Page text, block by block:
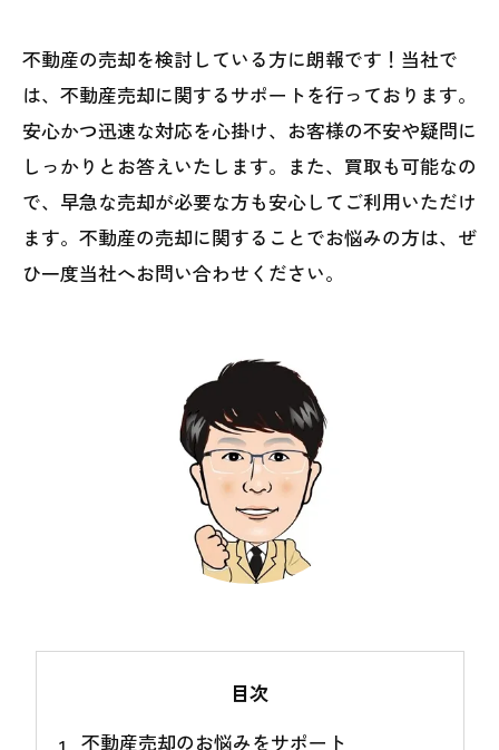
不動産の売却を検討している方に朗報です！当社で
は、不動産売却に関するサポートを行っております。
安心かつ迅速な対応を心掛け、お客様の不安や疑問に
しっかりとお答えいたします。また、買取も可能なの
で、早急な売却が必要な方も安心してご利用いただけ
ます。不動産の売却に関することでお悩みの方は、ぜ
ひ一度当社へお問い合わせください。
目次
不動産売却のお悩みをサポート